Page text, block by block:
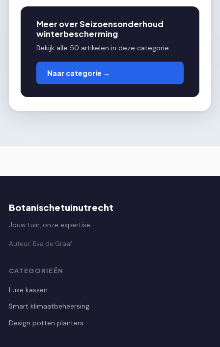
Meer over Seizoensonderhoud
winterbescherming
Bekijk alle 50 artikelen in deze categorie.
Naar categorie →
Botanischetuinutrecht
Jouw tuin, onze expertise.
Auteur: Eva de Graaf
CATEGORIEËN
Luxe kassen
Smart klimaatbeheersing
Design potten planters